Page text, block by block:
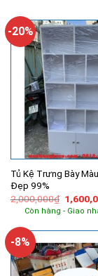
-20%
Tủ Kệ Trưng Bày
Đẹp 99%
2,000,000₫ Giá
gốc
là:
Còn hàng - Giao
-8%